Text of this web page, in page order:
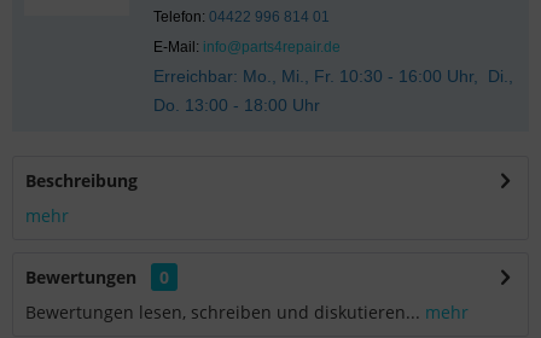
Telefon: 04422 996 814 01
E-Mail: info@parts4repair.de
Erreichbar: Mo., Mi., Fr. 10:30 - 16:00 Uhr, Di.,
Do. 13:00 - 18:00 Uhr
Beschreibung
mehr
Bewertungen
0
Bewertungen lesen, schreiben und diskutieren... mehr